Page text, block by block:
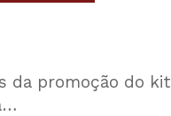
da promoção do kit